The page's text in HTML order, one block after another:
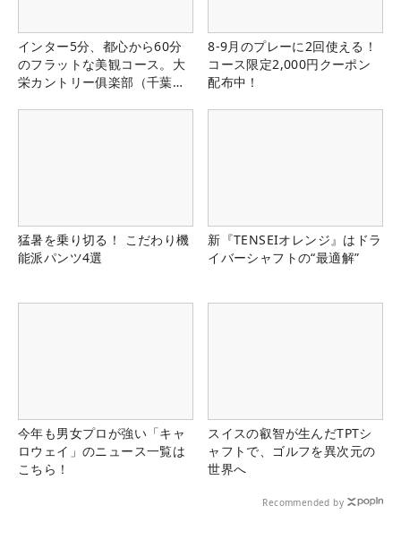
インター5分、都心から60分
のフラットな美観コース。大
栄カントリー俱楽部（千葉
8-9月のプレーに2回使える！
コース限定2,000円クーポン
配布中！
猛暑を乗り切る！ こだわり機
能派パンツ4選
新『TENSEIオレンジ』はドラ
イバーシャフトの“最適解”
今年も男女プロが強い「キャ
ロウェイ」のニュース一覧は
こちら！
スイスの叡智が生んだTPTシ
ャフトで、ゴルフを異次元の
世界へ
Recommended by